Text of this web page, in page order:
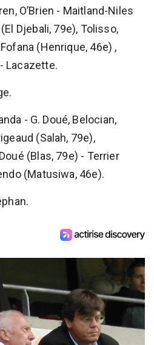
O’Brien - Maitland-Niles
Djebali, 79e), Tolisso,
(Henrique, 46e) ,
Lacazette.
- G. Doué, Belocian,
(Salah, 79e),
(Blas, 79e) - Terrier
(Matusiwa, 46e).